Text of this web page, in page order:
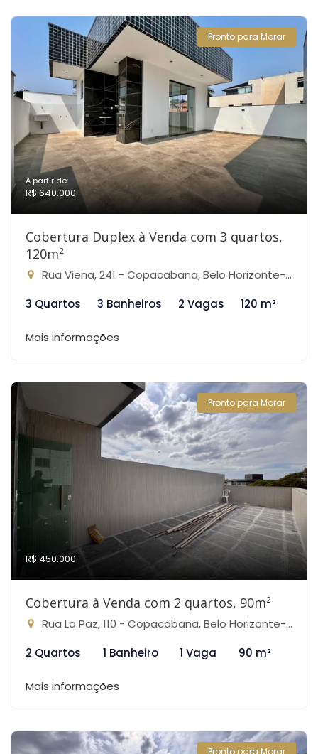
Pronto para Morar
A partir de:
R$ 640.000
Cobertura Duplex à Venda com 3 quartos,
120m²
Rua Viena, 241 - Copacabana, Belo Horizonte-MG
3 Quartos
3 Banheiros 2 Vagas 120 m²
Mais informações
Pronto para Morar
R$ 450.000
Cobertura à Venda com 2 quartos, 90m²
Rua La Paz, 110 - Copacabana, Belo Horizonte-MG
2 Quartos
1 Banheiro 1 Vaga 90 m²
Mais informações
Pronto para Morar